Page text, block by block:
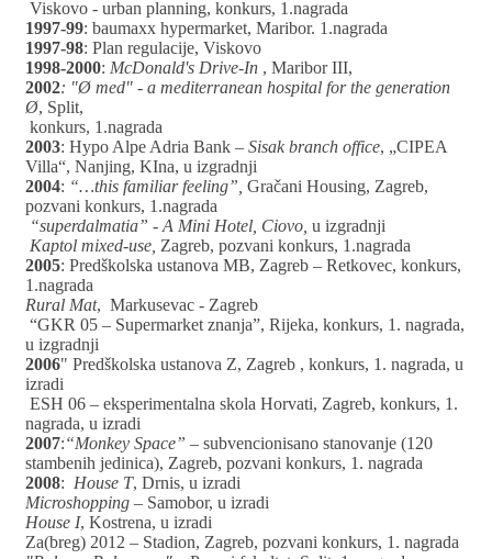
Viskovo - urban planning, konkurs, 1.nagrada
1997-99: baumaxx hypermarket, Maribor. 1.nagrada
1997-98: Plan regulacije, Viskovo
1998-2000: McDonald's Drive-In , Maribor III,
2002: "Ø med" - a mediterranean hospital for the generation
Ø, Split,
konkurs, 1.nagrada
2003: Hypo Alpe Adria Bank – Sisak branch office, „CIPEA
Villa“, Nanjing, KIna, u izgradnji
2004: “…this familiar feeling”, Gračani Housing, Zagreb,
pozvani konkurs, 1.nagrada
“superdalmatia” - A Mini Hotel, Ciovo, u izgradnji
Kaptol mixed-use, Zagreb, pozvani konkurs, 1.nagrada
2005: Predškolska ustanova MB, Zagreb – Retkovec, konkurs,
1.nagrada
Rural Mat, Markusevac - Zagreb
“GKR 05 – Supermarket znanja”, Rijeka, konkurs, 1. nagrada,
u izgradnji
2006" Predškolska ustanova Z, Zagreb , konkurs, 1. nagrada, u
izradi
ESH 06 – eksperimentalna skola Horvati, Zagreb, konkurs, 1.
nagrada, u izradi
2007:“Monkey Space” – subvencionisano stanovanje (120
stambenih jedinica), Zagreb, pozvani konkurs, 1. nagrada
2008: House T, Drnis, u izradi
Microshopping – Samobor, u izradi
House I, Kostrena, u izradi
Za(breg) 2012 – Stadion, Zagreb, pozvani konkurs, 1. nagrada